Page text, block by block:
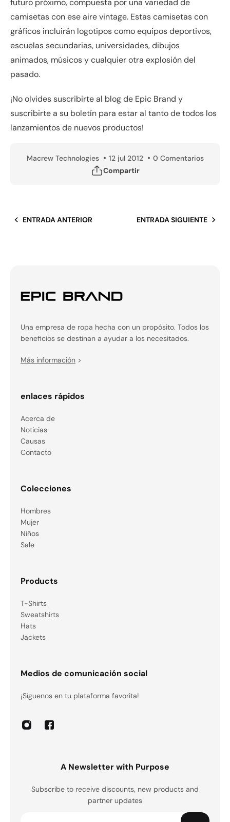
futuro próximo, compuesta por una variedad de
camisetas con ese aire vintage. Estas camisetas con
gráficos incluirán logotipos como equipos deportivos,
escuelas secundarias, universidades, dibujos
animados, músicos y cualquier otra explosión del
pasado.
¡No olvides suscribirte al blog de Epic Brand y
suscribirte a su boletín para estar al tanto de todos los
lanzamientos de nuevos productos!
Macrew Technologies 12 jul 2012
0 Comentarios
Compartir
ENTRADA ANTERIOR ENTRADA SIGUIENTE
Una empresa de ropa hecha con un propósito. Todos los
beneficios se destinan a ayudar a los necesitados.
Más información >
enlaces rápidos
Acerca de
Noticias
Causas
Contacto
Colecciones
Hombres
Mujer
Niños
Sale
Products
T-Shirts
Sweatshirts
Hats
Jackets
Medios de comunicación social
¡Síguenos en tu plataforma favorita!
A Newsletter with Purpose
Subscribe to receive discounts, new products and
partner updates